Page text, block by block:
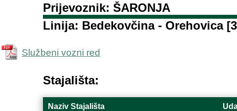
Prijevoznik: ŠARONJA
Linija: Bedekovčina - Orehovica
Službeni vozni red
Stajališta:
Naziv Stajališta